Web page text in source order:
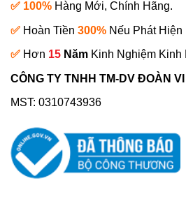
✅ 100% Hàng Mới, Chính Hãng.
✅ Hoàn Tiền 300% Nếu Phát
✅ Hơn 15 Năm Kinh Nghiệm Kinh
CÔNG TY TNHH TM-DV ĐOÀN VI
MST: 0310743936